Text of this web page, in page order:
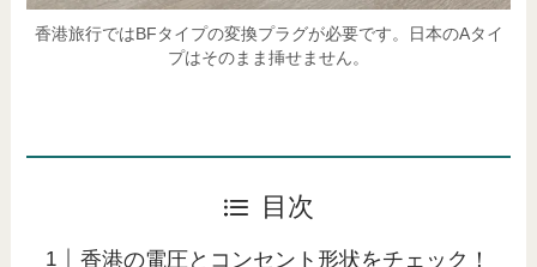
香港旅行ではBFタイプの変換プラグが必要です。日本のAタイ
プはそのまま挿せません。
目次
香港の電圧とコンセント形状をチェック！